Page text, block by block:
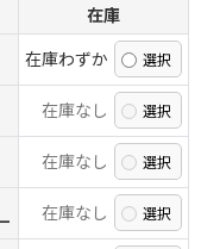
在庫
在庫わずか
在庫なし
在庫なし
在庫なし